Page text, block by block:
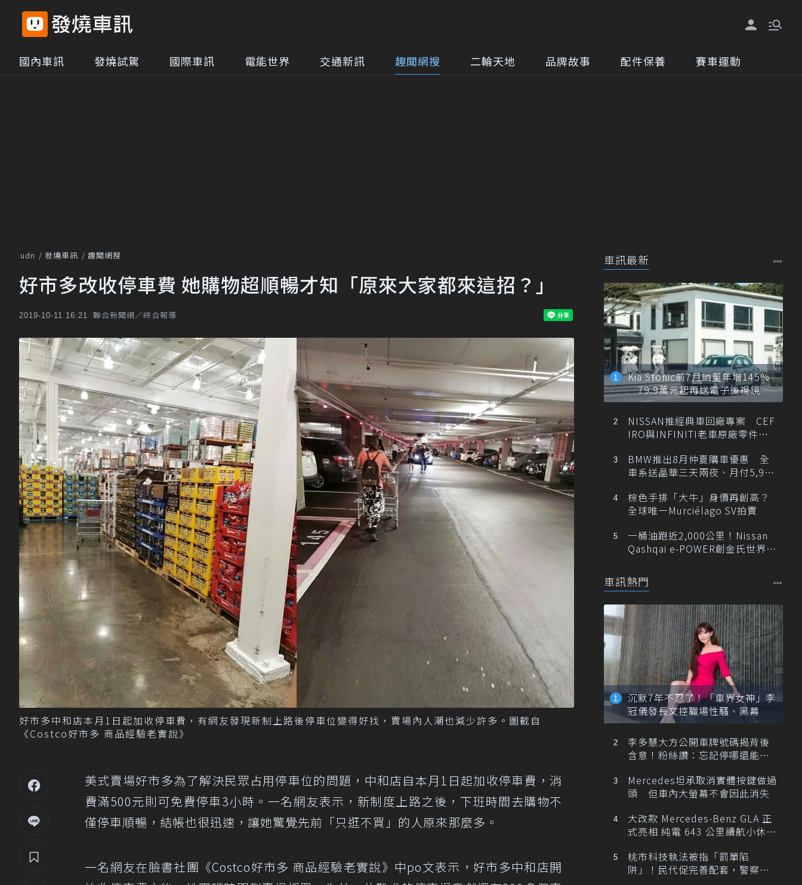
國內車訊 發燒試駕 國際車訊 電能世界 交通新訊 趣聞網搜 二輪天地 品牌故事 配件保養 賽車運動
udn 發燒車訊 趣聞網搜
好市多改收停車費 她購物超順暢才知「原來大家都來這招？」
2019-10-11 16:21 聯合新聞網／綜合報導
好市多中和店本月1日起加收停車費，有網友發現新制上路後停車位變得好找，賣場內人潮也減少許多。圖截自
《Costco好市多 商品經驗老實說》
美式賣場好市多為了解決民眾占用停車位的問題，中和店自本月1日起加收停車費，消
費滿500元則可免費停車3小時。一名網友表示，新制度上路之後，下班時間去購物不
僅停車順暢，結帳也很迅速，讓她驚覺先前「只逛不買」的人原來那麼多。
一名網友在臉書社團《Costco好市多 商品經驗老實說》中po文表示，好市多中和店開
車訊最新
Kia Stonic前7月銷量年增145%
79.9萬元起再送電子後視鏡
NISSAN推經典車回廠專案 CEF
IRO與INFINITI老車原廠零件最
BMW推出8月仲夏購車優惠 全
車系送晶華三天兩夜、月付5,900
棕色手排「大牛」身價再創高？
全球唯一Murciélago SV拍賣
一桶油跑近2,000公里！Nissan
Qashqai e-POWER創金氏世界紀
車訊熱門
沉默7年不忍了！「車界女神」李
冠儀發長文控職場性騷、黑幕
李多慧大方公開車牌號碼揭背後
含意！粉絲讚：忘記停哪還能幫
Mercedes坦承取消實體按鍵做過
頭 但車內大螢幕不會因此消失
大改款 Mercedes-Benz GLA 正
式亮相 純電 643 公里續航小休
桃市科技執法被指「罰單陷
阱」！民代促完善配套，警察局